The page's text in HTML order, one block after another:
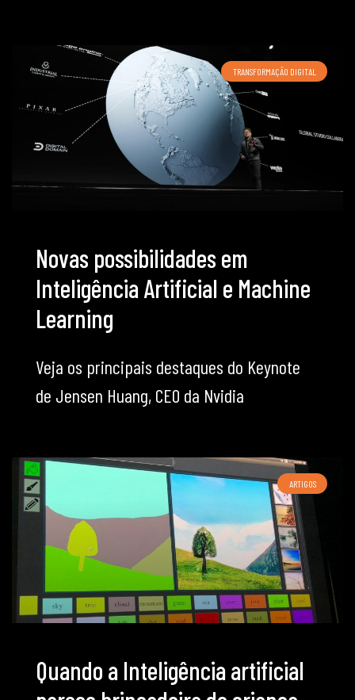
TRANSFORMAÇÃO DIGITAL
Novas possibilidades em
Inteligência Artificial e Machine
Learning
Veja os principais destaques do Keynote
de Jensen Huang, CEO da Nvidia
ARTIGOS
Quando a Inteligência artificial